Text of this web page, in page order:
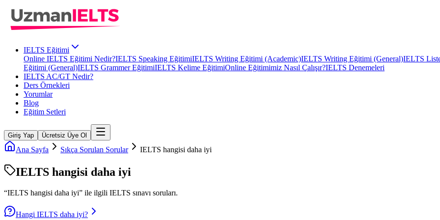
IELTS Eğitimi
Online IELTS Eğitimi Nedir?IELTS Speaking EğitimiIELTS Writing Eğitimi (Academic)IELTS Writing Eğitimi (General)IELTS
Eğitimi (General)IELTS Grammer EğitimiIELTS Kelime EğitimiOnline Eğitimimiz Nasıl Çalışır?IELTS Denemeleri
IELTS AC/GT Nedir?
Ders Örnekleri
Yorumlar
Blog
Eğitim Setleri
Giriş Yap Ücretsiz Üye Ol
Ana Sayfa Sıkça Sorulan Sorular IELTS hangisi daha iyi
IELTS hangisi daha iyi
“IELTS hangisi daha iyi” ile ilgili IELTS sınavı soruları.
Hangi IELTS daha iyi?